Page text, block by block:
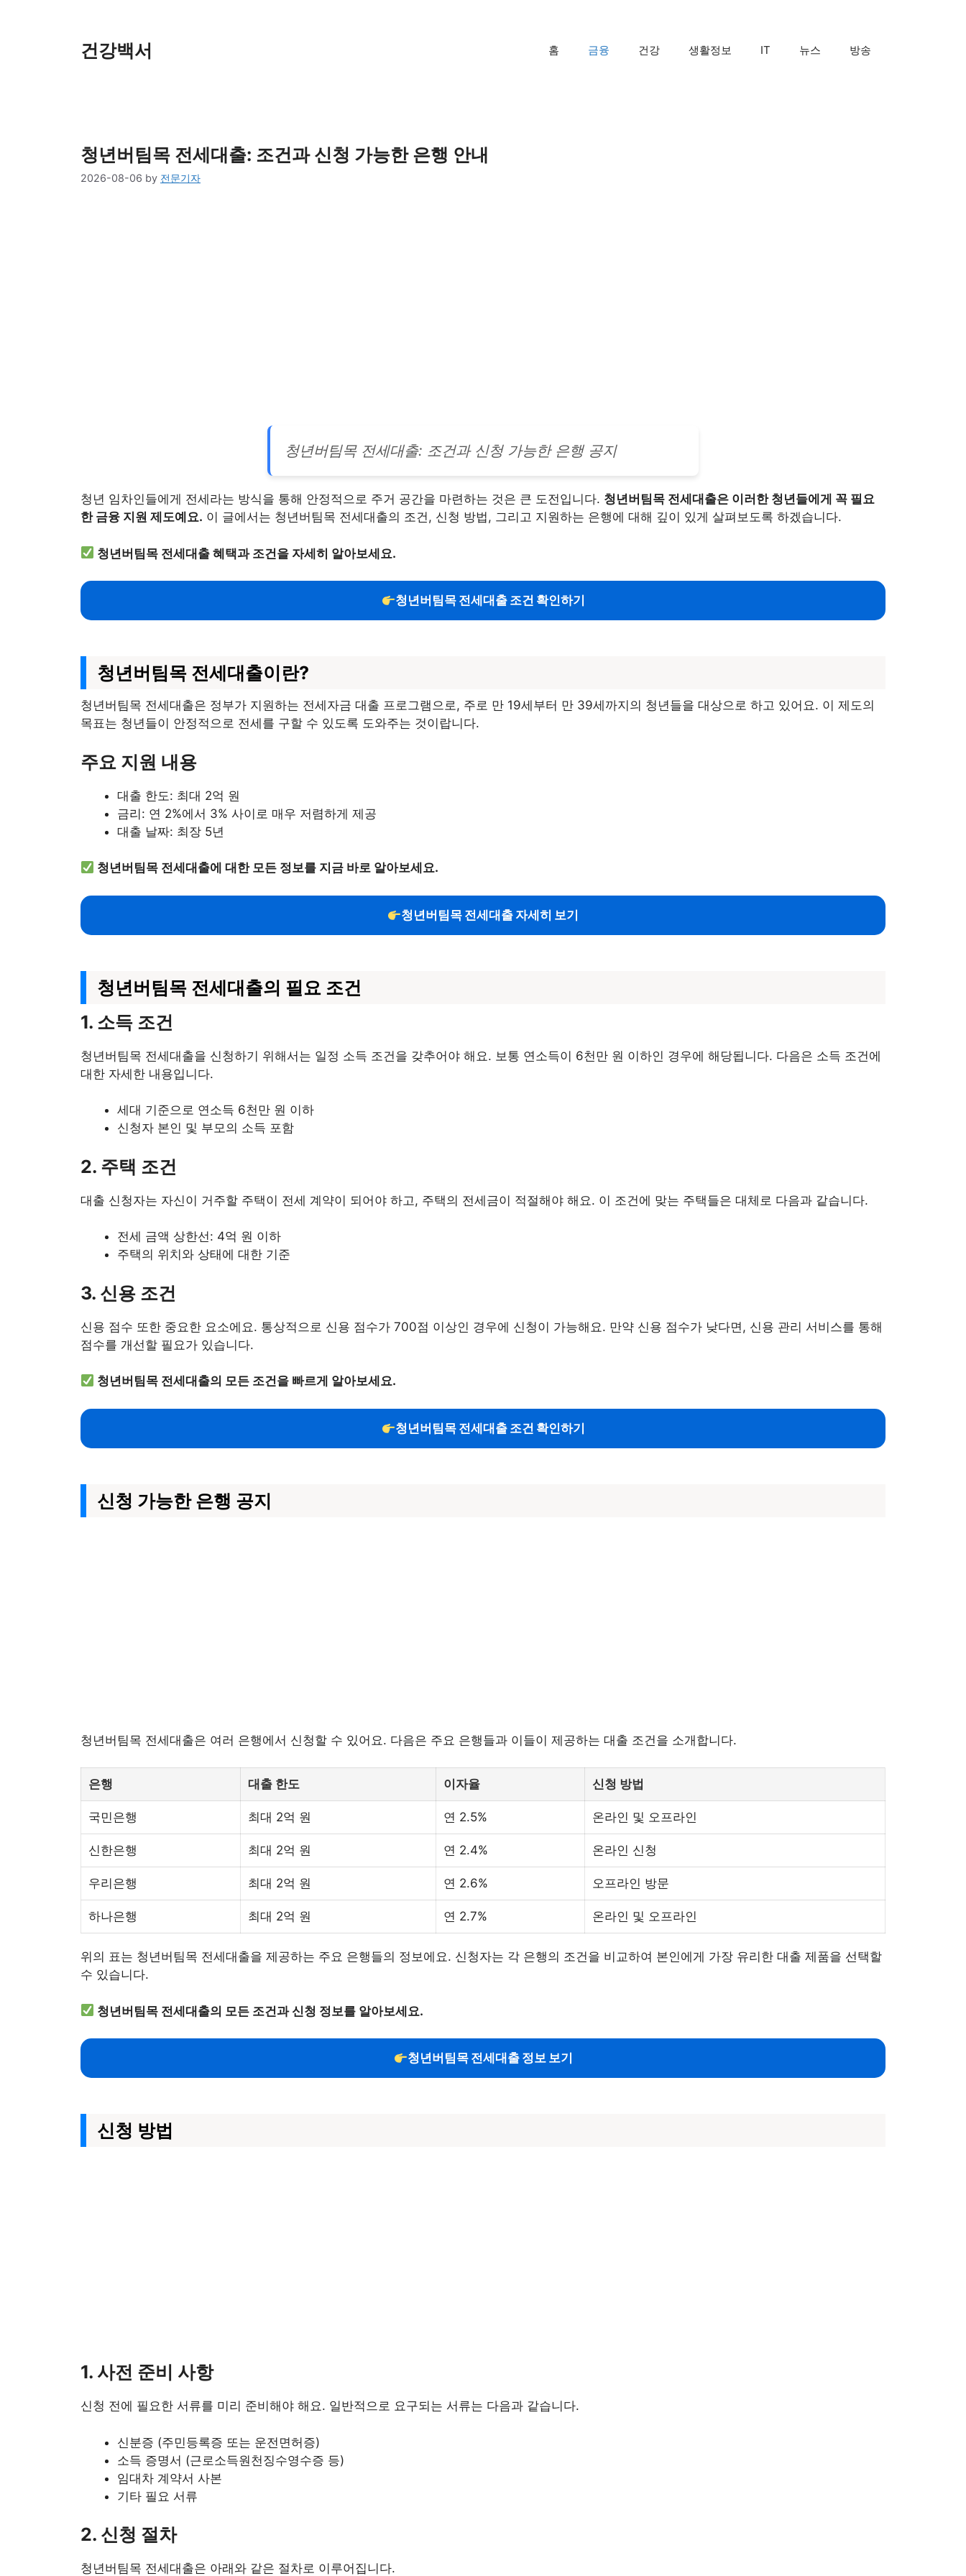
건강백서 홈 금융 건강 생활정보 IT 뉴스 방송
청년버팀목 전세대출: 조건과 신청 가능한 은행 안내
2026-08-06 by 전문기자
청년버팀목 전세대출: 조건과 신청 가능한 은행 공지
청년 임차인들에게 전세라는 방식을 통해 안정적으로 주거 공간을 마련하는 것은 큰 도전입니다. 청년버팀목 전세대출은 이러한 청년들에게 꼭 필요
한 금융 지원 제도예요. 이 글에서는 청년버팀목 전세대출의 조건, 신청 방법, 그리고 지원하는 은행에 대해 깊이 있게 살펴보도록 하겠습니다.
청년버팀목 전세대출 혜택과 조건을 자세히 알아보세요.
청년버팀목 전세대출 조건 확인하기
청년버팀목 전세대출이란?
청년버팀목 전세대출은 정부가 지원하는 전세자금 대출 프로그램으로, 주로 만 19세부터 만 39세까지의 청년들을 대상으로 하고 있어요. 이 제도의
목표는 청년들이 안정적으로 전세를 구할 수 있도록 도와주는 것이랍니다.
주요 지원 내용
대출 한도: 최대 2억 원
금리: 연 2%에서 3% 사이로 매우 저렴하게 제공
대출 날짜: 최장 5년
청년버팀목 전세대출에 대한 모든 정보를 지금 바로 알아보세요.
청년버팀목 전세대출 자세히 보기
청년버팀목 전세대출의 필요 조건
1. 소득 조건
청년버팀목 전세대출을 신청하기 위해서는 일정 소득 조건을 갖추어야 해요. 보통 연소득이 6천만 원 이하인 경우에 해당됩니다. 다음은 소득 조건에
대한 자세한 내용입니다.
세대 기준으로 연소득 6천만 원 이하
신청자 본인 및 부모의 소득 포함
2. 주택 조건
대출 신청자는 자신이 거주할 주택이 전세 계약이 되어야 하고, 주택의 전세금이 적절해야 해요. 이 조건에 맞는 주택들은 대체로 다음과 같습니다.
전세 금액 상한선: 4억 원 이하
주택의 위치와 상태에 대한 기준
3. 신용 조건
신용 점수 또한 중요한 요소에요. 통상적으로 신용 점수가 700점 이상인 경우에 신청이 가능해요. 만약 신용 점수가 낮다면, 신용 관리 서비스를 통해
점수를 개선할 필요가 있습니다.
청년버팀목 전세대출의 모든 조건을 빠르게 알아보세요.
청년버팀목 전세대출 조건 확인하기
신청 가능한 은행 공지
청년버팀목 전세대출은 여러 은행에서 신청할 수 있어요. 다음은 주요 은행들과 이들이 제공하는 대출 조건을 소개합니다.
은행 대출 한도 이자율 신청 방법
국민은행 최대 2억 원 연 2.5% 온라인 및 오프라인
신한은행 최대 2억 원 연 2.4% 온라인 신청
우리은행 최대 2억 원 연 2.6% 오프라인 방문
하나은행 최대 2억 원 연 2.7% 온라인 및 오프라인
위의 표는 청년버팀목 전세대출을 제공하는 주요 은행들의 정보에요. 신청자는 각 은행의 조건을 비교하여 본인에게 가장 유리한 대출 제품을 선택할
수 있습니다.
청년버팀목 전세대출의 모든 조건과 신청 정보를 알아보세요.
청년버팀목 전세대출 정보 보기
신청 방법
1. 사전 준비 사항
신청 전에 필요한 서류를 미리 준비해야 해요. 일반적으로 요구되는 서류는 다음과 같습니다.
신분증 (주민등록증 또는 운전면허증)
소득 증명서 (근로소득원천징수영수증 등)
임대차 계약서 사본
기타 필요 서류
2. 신청 절차
청년버팀목 전세대출은 아래와 같은 절차로 이루어집니다.